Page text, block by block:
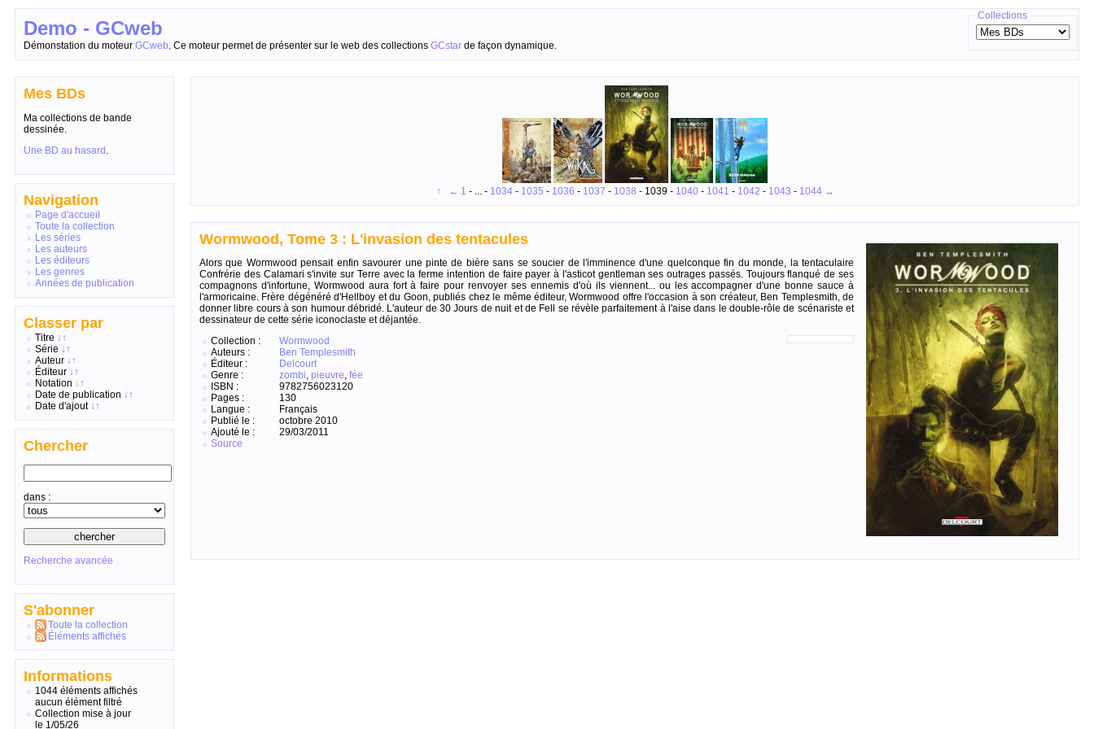
Demo - GCweb
Démonstation du moteur GCweb. Ce moteur permet de présenter sur le web des collections GCstar de façon dynamique.
Collections
Mes BDs
Ma collections de bande
dessinée.
Une BD au hasard .
Navigation
Page d'accueil
Toute la collection
Les séries
Les auteurs
Les éditeurs
Les genres
Années de publication
Classer par
Titre ↓↑
Série ↓↑
Auteur ↓↑
Éditeur ↓↑
Notation ↓↑
Date de publication ↓↑
Date d'ajout ↓↑
Chercher
dans :
Recherche avancée
S'abonner
Toute la collection
Éléments affichés
Informations
1044 éléments affichés
aucun élément filtré
Collection mise à jour
le 1/05/26
↑ ← 1 - ... - 1034- 1035 - 1036 - 1037 - 1038 - 1039 - 1040- 1041 - 1042 - 1043 - 1044 →
Wormwood, Tome 3 : L'invasion des tentacules
Alors que Wormwood pensait enfin savourer une pinte de bière sans se soucier de l'imminence d'une quelconque fin du monde, la tentaculaire
Confrérie des Calamari s'invite sur Terre avec la ferme intention de faire payer à l'asticot gentleman ses outrages passés. Toujours flanqué de ses
compagnons d'infortune, Wormwood aura fort à faire pour renvoyer ses ennemis d'où ils viennent... ou les accompagner d'une bonne sauce à
l'armoricaine. Frère dégénéré d'Hellboy et du Goon, publiés chez le même éditeur, Wormwood offre l'occasion à son créateur, Ben Templesmith, de
donner libre cours à son humour débridé. L'auteur de 30 Jours de nuit et de Fell se révèle parfaitement à l'aise dans le double-rôle de scénariste et
dessinateur de cette série iconoclaste et déjantée.
Collection :
Wormwood
Auteurs :
Ben Templesmith
Éditeur :
Delcourt
Genre :
zombi ,pieuvre ,fée
ISBN :
9782756023120
Pages :
130
Langue :
Français
Publié le :
octobre 2010
Ajouté le :
29/03/2011
Source